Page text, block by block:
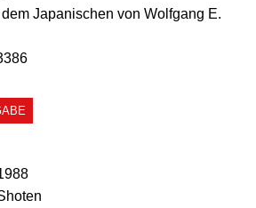
Japanischen von Wolfgang E.